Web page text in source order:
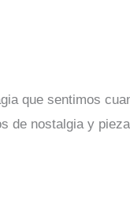
que sentimos
de nostalgia y